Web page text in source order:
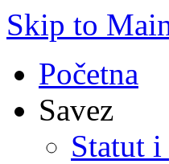
Skip to
Početna
Savez
Statut